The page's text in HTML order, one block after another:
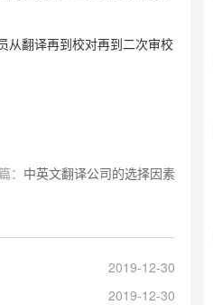
从翻译再到校对再到二次审校
： 中英文翻译公司的选择因素
2019-12-30
2019-12-30